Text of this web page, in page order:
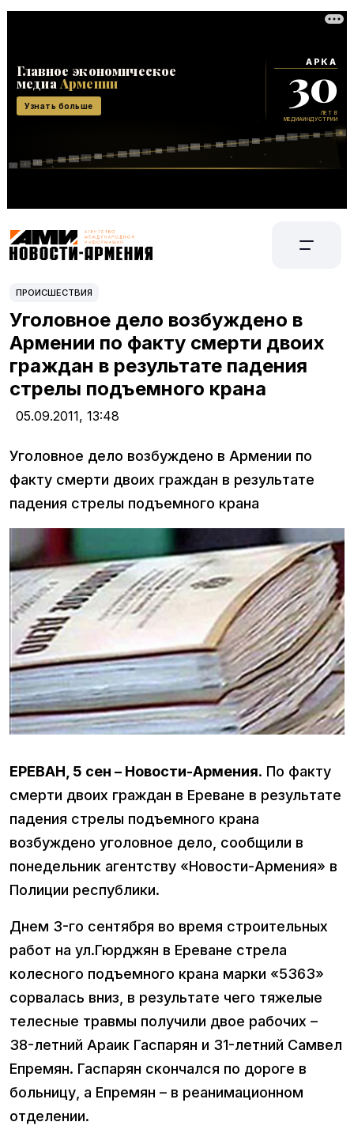
ПРОИСШЕСТВИЯ
Уголовное дело возбуждено в
Армении по факту смерти двоих
граждан в результате падения
стрелы подъемного крана
05.09.2011, 13:48
Уголовное дело возбуждено в Армении по
факту смерти двоих граждан в результате
падения стрелы подъемного крана
ЕРЕВАН, 5 сен – Новости-Армения. По факту
смерти двоих граждан в Ереване в результате
падения стрелы подъемного крана
возбуждено уголовное дело, сообщили в
понедельник агентству «Новости-Армения» в
Полиции республики.
Днем 3-го сентября во время строительных
работ на ул.Гюрджян в Ереване стрела
колесного подъемного крана марки «5363»
сорвалась вниз, в результате чего тяжелые
телесные травмы получили двое рабочих –
38-летний Араик Гаспарян и 31-летний Самвел
Епремян. Гаспарян скончался по дороге в
больницу, а Епремян – в реанимационном
отделении.